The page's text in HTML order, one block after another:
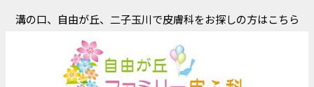
溝の口、自由が丘、二子玉川で皮膚科をお探しの方はこちら